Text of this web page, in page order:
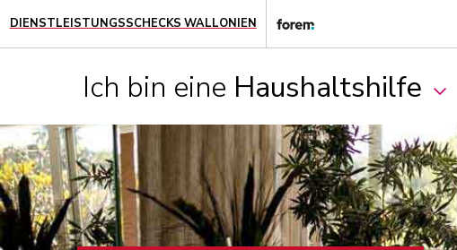
DIENSTLEISTUNGSSCHECKS WALLONIEN
Ich bin eine Haushaltshilfe